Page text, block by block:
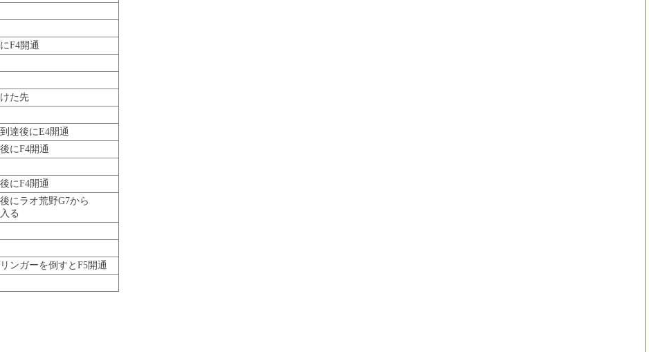
F4開通
た先
達後にE4開通
にF4開通
にF4開通
にラオ荒野G7から
る
ンガーを倒すとF5開通